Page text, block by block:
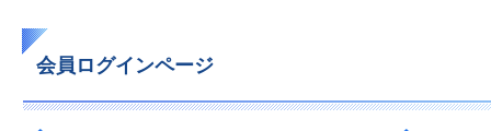
会員ログインページ